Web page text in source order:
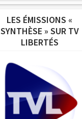
LES ÉMISSIONS «
SYNTHÈSE » SUR TV
LIBERTÉS